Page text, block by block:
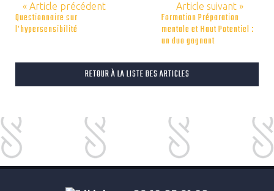
« Article précédent
Questionnaire sur
l'hypersensibilité
Article suivant »
Formation Préparation
mentale et Haut Potentiel :
un duo gagnant
RETOUR À LA LISTE DES ARTICLES